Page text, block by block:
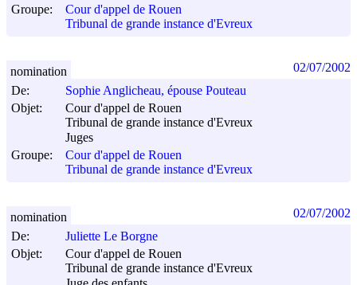
Groupe:
Cour d'appel de Rouen
Tribunal de grande instance d'Evreux
De:
Sophie Anglicheau, épouse Pouteau
Objet:
Cour d'appel de Rouen
Tribunal de grande instance d'Evreux
Juges
Groupe:
Cour d'appel de Rouen
Tribunal de grande instance d'Evreux
nomination 02/07/2002
De:
Juliette Le Borgne
Objet:
Cour d'appel de Rouen
Tribunal de grande instance d'Evreux
nomination 02/07/2002